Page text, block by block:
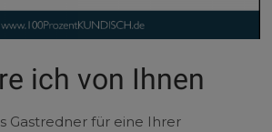
ich von Ihnen
Gastredner für eine Ihrer